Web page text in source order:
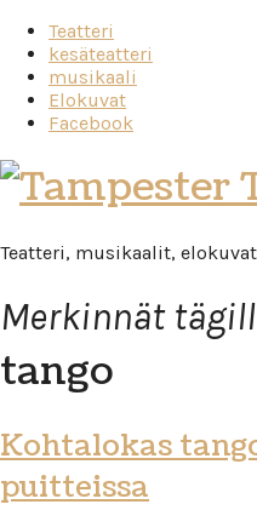
Teatteri
kesäteatteri
musikaali
Elokuvat
Facebook
Tampester
Teatro
Teatteri, musikaalit, elokuvat
Merkinnät
tango
Kohtalokas
puitteissa